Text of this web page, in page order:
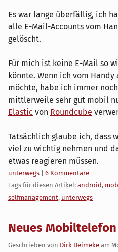
Es war lange überfällig, ich
alle E-Mail-Accounts vom
gelöscht.
Für mich ist keine E-Mail so
könnte. Wenn ich vom
möchte, habe ich immer
mittlerweile sehr gut mobil
Elastic von Roundcube
Tatsächlich glaube ich, dass
viel zu wichtig nehmen und
etwas reagieren müssen.
Kategorien:
unterwegs
6 Kommentare
Tags für diesen Artikel: android,
selfmanagement, unterwegs
Neues Mobiltelefon
Geschrieben von Dirk Deimeke am